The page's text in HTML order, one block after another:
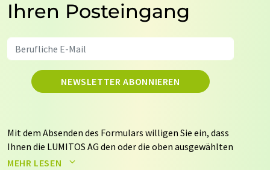
Ihren Posteingang
NEWSLETTER ABONNIEREN
Mit dem Absenden des Formulars willigen Sie ein, dass
Ihnen die LUMITOS AG den oder die oben ausgewählten
Newsletter per E-Mail zusendet. Ihre Daten werden
MEHR LESEN